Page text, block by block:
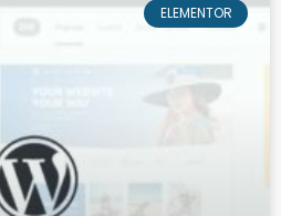
ELEMENTOR